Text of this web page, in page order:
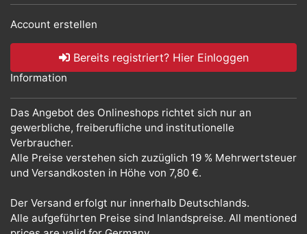
Account erstellen
Bereits registriert? Hier Einloggen
Information
Das Angebot des Onlineshops richtet sich nur an
gewerbliche, freiberufliche und institutionelle
Verbraucher.
Alle Preise verstehen sich zuzüglich 19 % Mehrwertsteuer
und Versandkosten in Höhe von 7,80 €.
Der Versand erfolgt nur innerhalb Deutschlands.
Alle aufgeführten Preise sind Inlandspreise. All mentioned